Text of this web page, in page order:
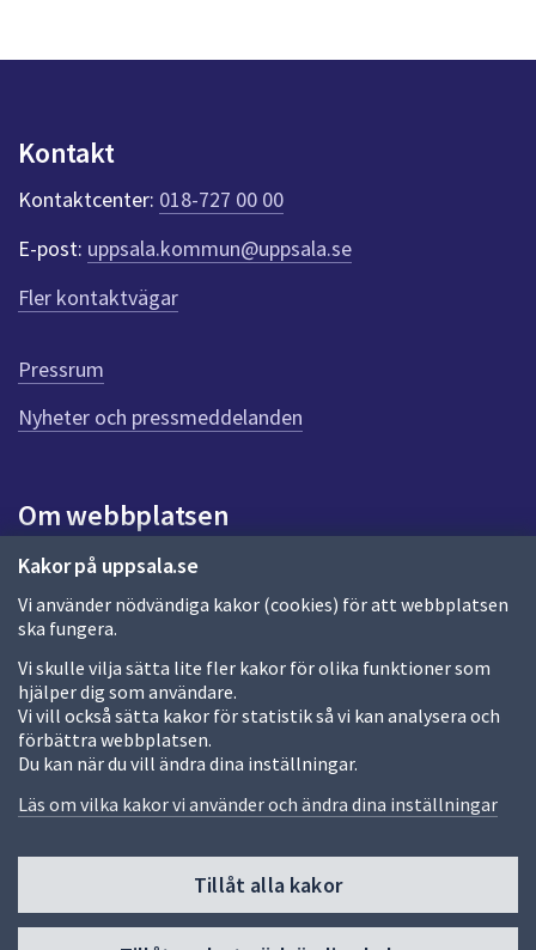
Kakor på uppsala.se
Vi använder nödvändiga kakor (cookies) för att webbplatsen
ska fungera.
Vi skulle vilja sätta lite fler kakor för olika funktioner som
hjälper dig som användare.
Vi vill också sätta kakor för statistik så vi kan analysera och
förbättra webbplatsen.
Du kan när du vill ändra dina inställningar.
Läs om vilka kakor vi använder och ändra dina inställningar
Tillåt alla kakor
n
k
e
r
f
ö
r
e
n
n
a
d
a
Kontakt
Kontaktcenter: 018-727 00 00
E-post: uppsala.kommun@uppsala.se
Fler kontaktvägar
Pressrum
Nyheter och pressmeddelanden
Om webbplatsen
Om webbplatsen
Allmänna handlingar och diarium
Behandling av personuppgifter
Kakor
Språk (other languages)
Tillgänglighetsredogörelse
Fler sätt att följa oss